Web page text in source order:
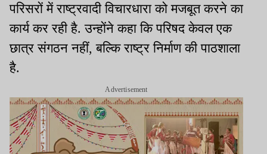
परिसरों में राष्ट्रवादी विचारधारा को मजबूत करने का
कार्य कर रही है. उन्होंने कहा कि परिषद केवल एक
छात्र संगठन नहीं, बल्कि राष्ट्र निर्माण की पाठशाला
है.
Advertisement